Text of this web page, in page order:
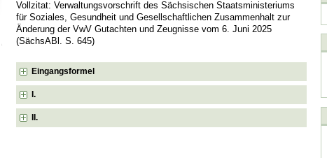
Vollzitat: Verwaltungsvorschrift des Sächsischen Staatsministeriums
für Soziales, Gesundheit und Gesellschaftlichen Zusammenhalt zur
Änderung der VwV Gutachten und Zeugnisse vom 6. Juni 2025
(SächsABl. S. 645)
Eingangsformel
I.
II.